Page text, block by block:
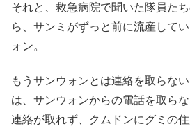
それと、救急病院で聞いた隊員た
ら、サンミがずっと前に流産して
ォン。
もうサンウォンとは連絡を取らな
は、サンウォンからの電話を取らな
連絡が取れず、クムドンにグミの